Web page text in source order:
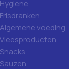
Hygiene
Frisdranken
Algemene voeding
Vleesproducten
Snacks
Sauzen